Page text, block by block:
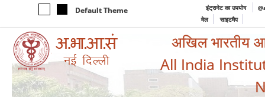
Default Theme इंट्रानेट का उपयोग
मेल
साइटमैप
अखिल भारतीय
All India